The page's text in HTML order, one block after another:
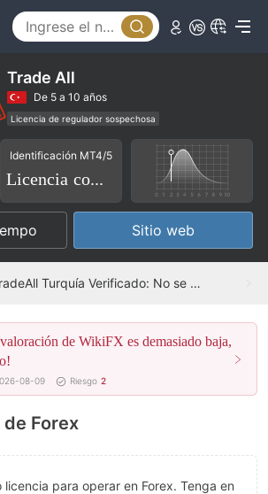
Trade All
De 5 a 10 años
Licencia de regulador sospechosa
Licencia completa de MT5
Riesgo potencial alto
Identificación MT4/5
Licencia completa
Sitio web
TradeAll Turquía Verificado: No se encontró presencia física
de WikiFX es demasiado baja,
08-09 Riesgo 2
Forex
licencia para operar en Forex. Tenga en